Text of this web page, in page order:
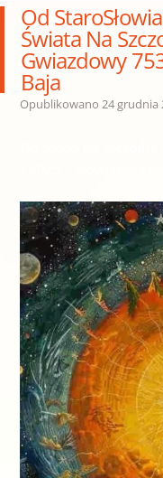
Od
Świata Na
Gwiazdowy
Baja
Opublikowano 24 grudnia